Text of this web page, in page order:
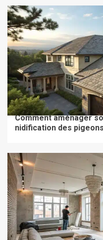
TRAVAUX & RÉNOVATION
Comment aménager
nidification des